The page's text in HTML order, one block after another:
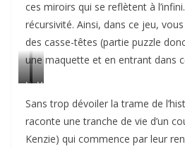
ces miroirs qui se reflètent à
récursivité. Ainsi, dans ce jeu,
des casse-têtes (partie puzzle
une maquette et en entrant dans
V
u
e
d
V
u
e
Sans trop dévoiler la trame de
raconte une tranche de vie d’un
Kenzie) qui commence par leur